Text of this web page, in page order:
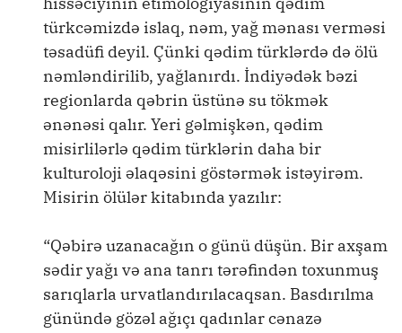
türkcəmizdə islaq, nəm, yağ mənası verməsi
təsadüfi deyil. Çünki qədim türklərdə də ölü
nəmləndirilib, yağlanırdı. İndiyədək bəzi
regionlarda qəbrin üstünə su tökmək
ənənəsi qalır. Yeri gəlmişkən, qədim
misirlilərlə qədim türklərin daha bir
kulturoloji əlaqəsini göstərmək istəyirəm.
Misirin ölülər kitabında yazılır:
“Qəbirə uzanacağın o günü düşün. Bir axşam
sədir yağı və ana tanrı tərəfindən toxunmuş
sarıqlarla urvatlandırılacaqsan. Basdırılma
günündə gözəl ağıçı qadınlar cənazə